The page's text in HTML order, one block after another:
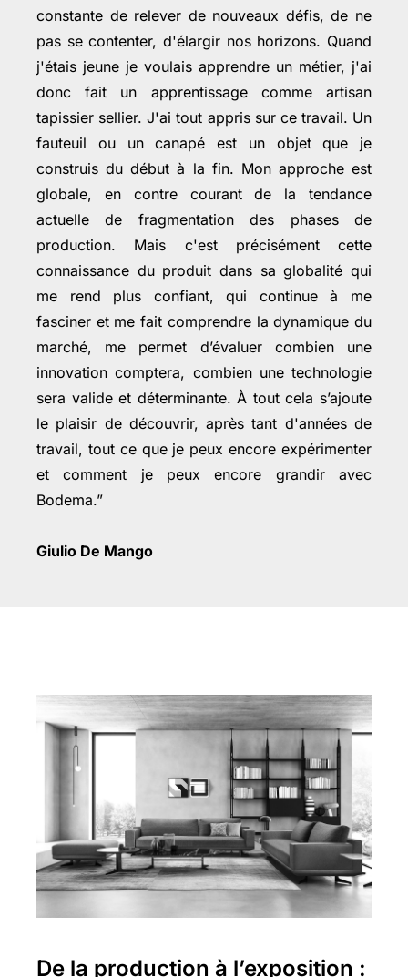
constante de relever de nouveaux défis, de ne
pas se contenter, d'élargir nos horizons. Quand
j'étais jeune je voulais apprendre un métier, j'ai
donc fait un apprentissage comme artisan
tapissier sellier. J'ai tout appris sur ce travail. Un
fauteuil ou un canapé est un objet que je
construis du début à la fin. Mon approche est
globale, en contre courant de la tendance
actuelle de fragmentation des phases de
production. Mais c'est précisément cette
connaissance du produit dans sa globalité qui
me rend plus confiant, qui continue à me
fasciner et me fait comprendre la dynamique du
marché, me permet d’évaluer combien une
innovation comptera, combien une technologie
sera valide et déterminante. À tout cela s’ajoute
le plaisir de découvrir, après tant d'années de
travail, tout ce que je peux encore expérimenter
et comment je peux encore grandir avec
Bodema.”
Giulio De Mango
De la production à l’exposition :